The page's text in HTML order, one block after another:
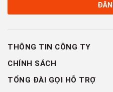
THÔNG TIN CÔNG TY
CHÍNH SÁCH
TỔNG ĐÀI GỌI HỖ TRỢ